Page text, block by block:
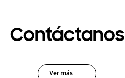
Contáctanos
Ver más